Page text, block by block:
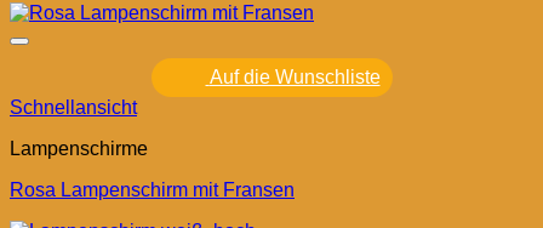
Auf die Wunschliste
Schnellansicht
Lampenschirme
Rosa Lampenschirm mit Fransen